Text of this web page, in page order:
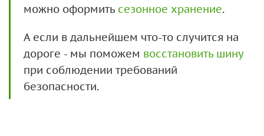
можно оформить сезонное хранение.
А если в дальнейшем что-то случится на
дороге - мы поможем восстановить шину
при соблюдении требований
безопасности.